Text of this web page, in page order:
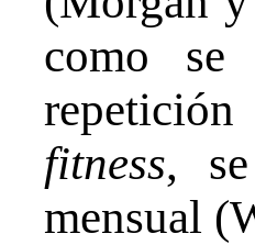
como
fitness,
mensual